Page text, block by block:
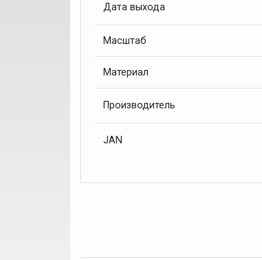
Дата выхода
Масштаб
Материал
Производитель
JAN